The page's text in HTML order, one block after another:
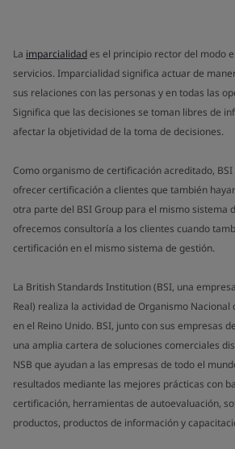
La imparcialidades el principio rector del modo
servicios. Imparcialidad significa actuar de
sus relaciones con las personas y en todas las
Significa que las decisiones se toman libres de
afectar la objetividad de la toma de decisiones.
Como organismo de certificación acreditado,
ofrecer certificación a clientes que también
otra parte del BSI Group para el mismo sistema
ofrecemos consultoría a los clientes cuando
certificación en el mismo sistema de gestión.
La British Standards Institution (BSI, una
Real) realiza la actividad de Organismo Nacional
en el Reino Unido. BSI, junto con sus empresas
una amplia cartera de soluciones comerciales
NSB que ayudan a las empresas de todo el
resultados mediante las mejores prácticas con
certificación, herramientas de autoevaluación,
productos, productos de información y